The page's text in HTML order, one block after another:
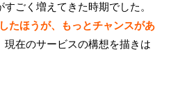
ごく増えてきた時期でした。
たほうが、もっとチャンスがあ
現在のサービスの構想を描きは